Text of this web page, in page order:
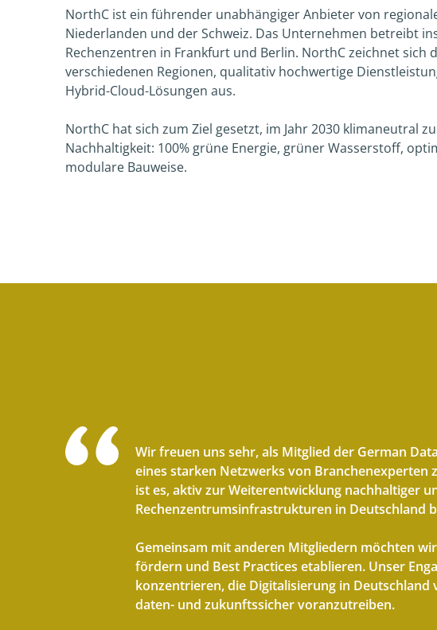
NorthC ist ein führender unabhängiger Anbieter von
Niederlanden und der Schweiz. Das Unternehmen betreibt
Rechenzentren in Frankfurt und Berlin. NorthC zeichnet sich
verschiedenen Regionen, qualitativ hochwertige
Hybrid-Cloud-Lösungen aus.
NorthC hat sich zum Ziel gesetzt, im Jahr 2030 klimaneutral
Nachhaltigkeit: 100% grüne Energie, grüner Wasserstoff,
modulare Bauweise.
Wir freuen uns sehr, als Mitglied der German
eines starken Netzwerks von Branchenexperten
ist es, aktiv zur Weiterentwicklung nachhaltiger
Rechenzentrumsinfrastrukturen in Deutschland
Gemeinsam mit anderen Mitgliedern möchten
fördern und Best Practices etablieren. Unser
konzentrieren, die Digitalisierung in
daten- und zukunftssicher voranzutreiben.